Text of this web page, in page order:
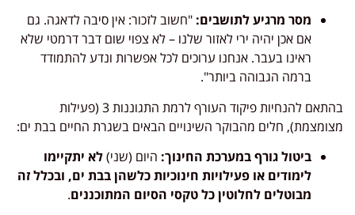
מסר מרגיע לתושבים: "חשוב לזכור: אין סיבה לדאגה. גם
אם אכן יהיה ירי לאזור שלנו – לא צפוי שום דבר דרמטי שלא
ראינו בעבר. אנחנו ערוכים לכל אפשרות ונדע להתמודד
ברמה הגבוהה ביותר".
בהתאם להנחיות פיקוד העורף לרמת התגוננות 3 (פעילות
מצומצמת), חלים מהבוקר השינויים הבאים בשגרת החיים בבת ים:
ביטול גורף במערכת החינוך: היום (שני)לא יתקיימו
לימודים או פעילויות חינוכיות כלשהן בבת ים, ובכלל זה
מבוטלים לחלוטין כל טקסי הסיום המתוכננים.